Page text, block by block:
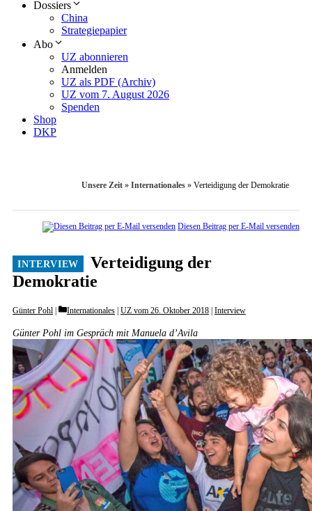
Dossiers
China
Strategiepapier
Abo
UZ abonnieren
Anmelden
UZ als PDF (Archiv)
UZ vom 7. August 2026
Spenden
Shop
DKP
Unsere Zeit » Internationales » Verteidigung der Demokratie
Diesen Beitrag per E-Mail versenden
Verteidigung der
Demokratie
Günter Pohl Categories
Internationales UZ vom 26. Oktober 2018 Interview
Günter Pohl im Gespräch mit Manuela d’Avila